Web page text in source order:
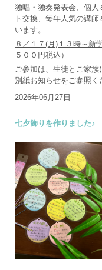
独唱・独奏発表会、個
ト交換、毎年人気の講
います。
８／１７(月)１３時～新
５００円税込）
ご参加は、生徒とご家族
別紙お知らせをご参照く
2026年06月27日
七夕飾りを作りました♪